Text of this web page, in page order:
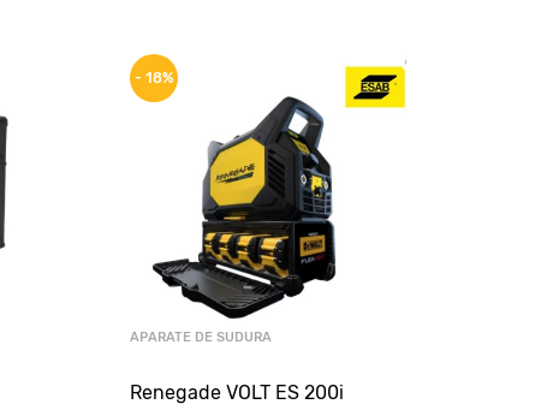
- 18%
APARATE DE SUDURA
Renegade VOLT ES 200i